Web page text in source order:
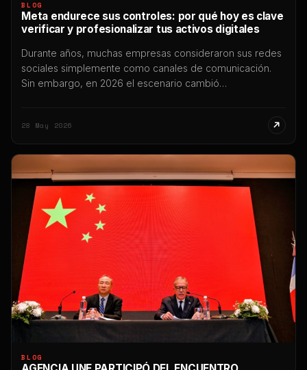
BLOG
Meta endurece sus controles: por qué hoy es clave
verificar y profesionalizar tus activos digitales
Durante años, muchas empresas consideraron sus redes
sociales simplemente como canales de comunicación.
Sin embargo, en 2026 el escenario cambió
y cualquier restricción puede impactar directamente en
comercial. En las últimas semanas comenzaron […]
28 May 2026
BLOG